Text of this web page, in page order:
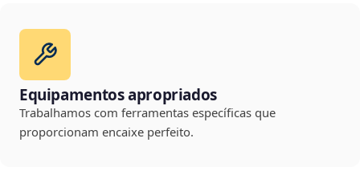
Equipamentos apropriados
Trabalhamos com ferramentas específicas que
proporcionam encaixe perfeito.